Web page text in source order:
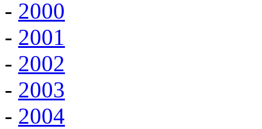
- 2000
- 2001
- 2002
- 2003
- 2004